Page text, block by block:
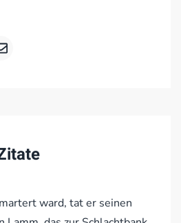
ward, tat er seinen